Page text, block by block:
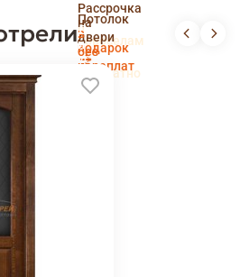
пенсионерам
и
новоселам
Рассрочка
на
двери
без
переплат
Потолок
в
подарок
Доставка
и
установка
беслпатно